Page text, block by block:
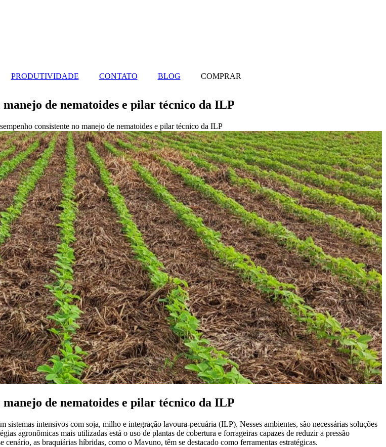
PRODUTIVIDADE CONTATO BLOG COMPRAR
de nematoides e pilar técnico da ILP
consistente no manejo de nematoides e pilar técnico da ILP
de nematoides e pilar técnico da ILP
intensivos com soja, milho e integração lavoura-pecuária (ILP). Nesses ambientes, são necessárias soluções
agronômicas mais utilizadas está o uso de plantas de cobertura e forrageiras capazes de reduzir a pressão
as braquiárias híbridas, como o Mavuno, têm se destacado como ferramentas estratégicas.